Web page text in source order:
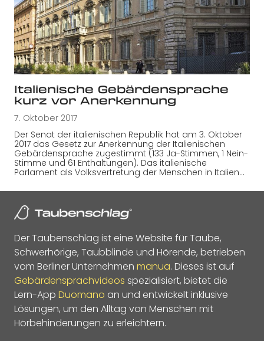
Italienische Gebärdensprache
kurz vor Anerkennung
7. Oktober 2017
Der Senat der italienischen Republik hat am 3. Oktober
2017 das Gesetz zur Anerkennung der Italienischen
Gebärdensprache zugestimmt (133 Ja-Stimmen, 1 Nein-
Stimme und 61 Enthaltungen). Das italienische
Parlament als Volksvertretung der Menschen in Italien…
Der Taubenschlag ist eine Website für Taube,
Schwerhörige, Taubblinde und Hörende, betrieben
vom Berliner Unternehmen manua. Dieses ist auf
Gebärdensprachvideos spezialisiert, bietet die
Lern-App Duomano an und entwickelt inklusive
Lösungen, um den Alltag von Menschen mit
Hörbehinderungen zu erleichtern.